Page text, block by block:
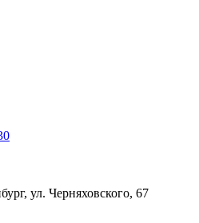
ул. Черняховского, 67